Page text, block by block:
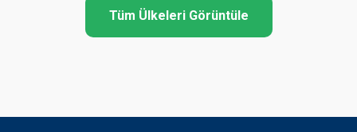
Tüm Ülkeleri Görüntüle